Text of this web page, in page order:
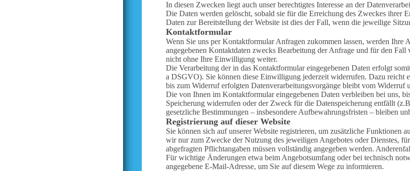
In diesen Zwecken liegt auch unser berechtigtes Interesse an der
Die Daten werden gelöscht, sobald sie für die Erreichung des Zweckes ihrer
Daten zur Bereitstellung der Website ist dies der Fall, wenn die jeweilige
Kontaktformular
Wenn Sie uns per Kontaktformular Anfragen zukommen lassen, werden
angegebenen Kontaktdaten zwecks Bearbeitung der Anfrage und für den
nicht ohne Ihre Einwilligung weiter.
Die Verarbeitung der in das Kontaktformular eingegebenen Daten erfolgt
a DSGVO). Sie können diese Einwilligung jederzeit widerrufen. Dazu
bis zum Widerruf erfolgten Datenverarbeitungsvorgänge bleibt vom Widerruf
Die von Ihnen im Kontaktformular eingegebenen Daten verbleiben bei uns,
Speicherung widerrufen oder der Zweck für die Datenspeicherung entfällt
gesetzliche Bestimmungen – insbesondere Aufbewahrungsfristen – bleiben
Registrierung auf dieser Website
Sie können sich auf unserer Website registrieren, um zusätzliche Funktionen
wir nur zum Zwecke der Nutzung des jeweiligen Angebotes oder Dienstes,
abgefragten Pflichtangaben müssen vollständig angegeben werden.
Für wichtige Änderungen etwa beim Angebotsumfang oder bei technisch
angegebene E-Mail-Adresse, um Sie auf diesem Wege zu informieren.